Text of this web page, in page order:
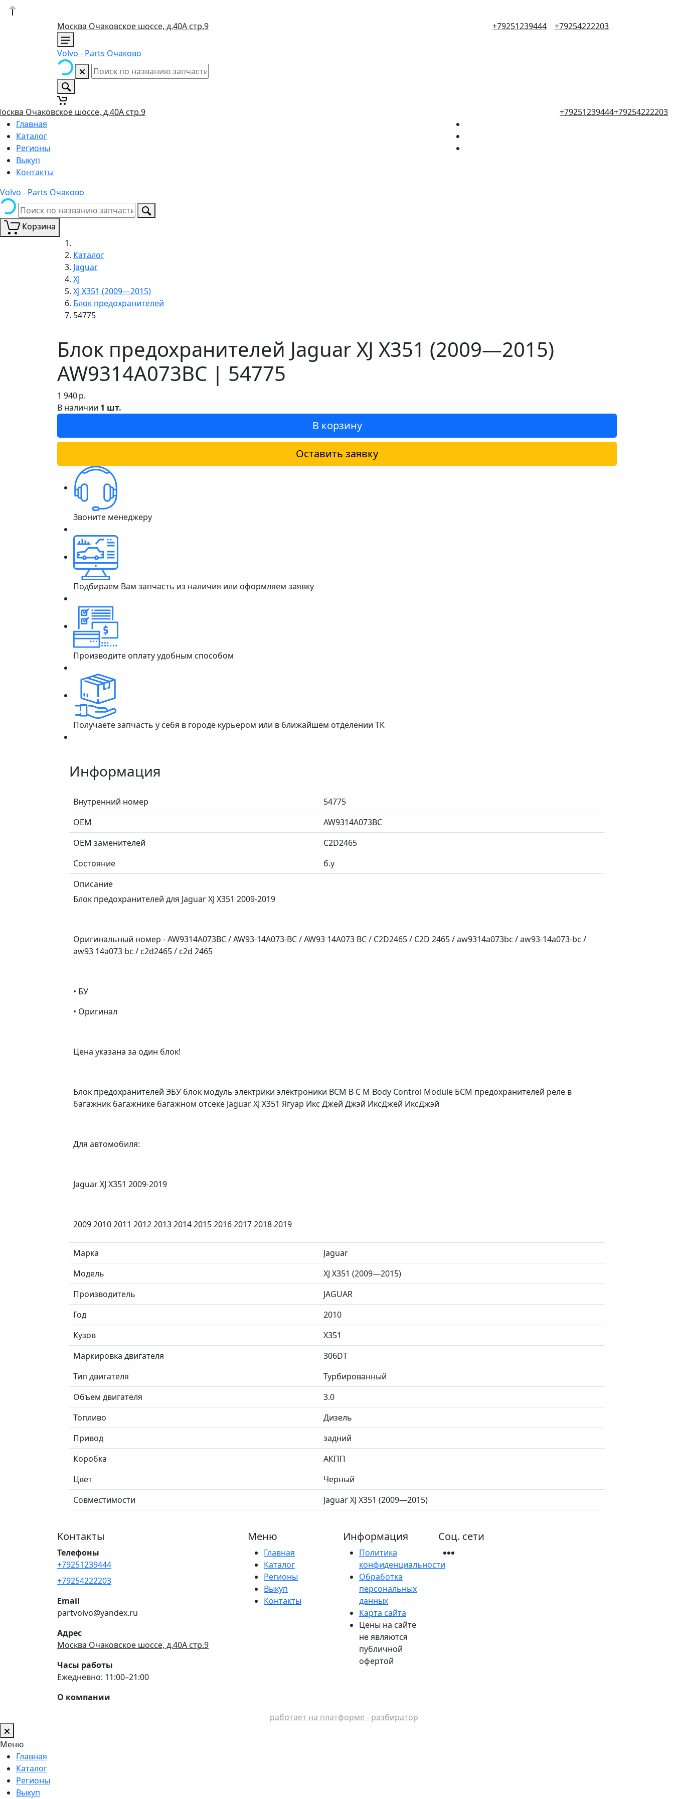
Москва Очаковское шоссе, д.40А стр.9 +79251239444 +79254222203
Volvo - Parts Очаково
Очаковское шоссе, д.40А стр.9 +79251239444+79254222203
Главная
Каталог
Регионы
Выкуп
Контакты
Volvo - Parts Очаково
Корзина
Каталог
Jaguar
XJ
XJ X351 (2009—2015)
Блок предохранителей
54775
Блок предохранителей Jaguar XJ X351 (2009—2015)
AW9314A073BC | 54775
1 940р.
В наличии 1 шт.
В корзину
Оставить заявку
Звоните менеджеру
Подбираем Вам запчасть из наличия или оформляем заявку
Производите оплату удобным способом
Получаете запчасть у себя в городе курьером или в ближайшем отделении ТК
Информация
Внутренний номер
54775
ОЕМ
AW9314A073BC
ОЕМ заменителей
C2D2465
Состояние
б.у
Описание
Блок предохранителей для Jaguar XJ X351 2009-2019
Оригинальный номер - AW9314A073BC / AW93-14A073-BC / AW93 14A073 BC / C2D2465 / C2D 2465 / aw9314a073bc / aw93-14a073-bc /
aw93 14a073 bc / c2d2465 / c2d 2465
• БУ
• Оригинал
Цена указана за один блок!
Блок предохранителей ЭБУ блок модуль электрики электроники BCM B C M Body Control Module БСМ предохранителей реле в
багажник багажнике багажном отсеке Jaguar XJ X351 Ягуар Икс Джей Джэй ИксДжей ИксДжэй
Для aвтoмобиля:
Jaguar XJ X351 2009-2019
2009 2010 2011 2012 2013 2014 2015 2016 2017 2018 2019
Марка
Jaguar
Модель
XJ X351 (2009—2015)
Производитель
JAGUAR
Год
2010
Кузов
X351
Маркировка двигателя
306DT
Тип двигателя
Турбированный
Объем двигателя
3.0
Топливо
Дизель
Привод
задний
Коробка
АКПП
Цвет
Черный
Совместимости
Jaguar XJ X351 (2009—2015)
Контакты
Телефоны
+79251239444
+79254222203
Email
partvolvo@yandex.ru
Адрес
Москва Очаковское шоссе, д.40А стр.9
Часы работы
Ежедневно: 11:00–21:00
О компании
Меню
Главная
Каталог
Регионы
Выкуп
Контакты
Информация
Политика
конфиденциальности
Обработка
персональных
данных
Карта сайта
Цены на сайте
не являются
публичной
офертой
Соц. сети
работает на платформе - разбиратор
Меню
Главная
Каталог
Регионы
Выкуп